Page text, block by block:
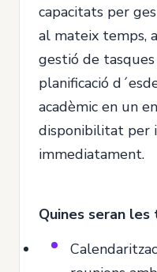
capacitats per
al mateix temps,
gestió de
planificació
acadèmic en un
disponibilitat per
immediatament.
Quines seran les